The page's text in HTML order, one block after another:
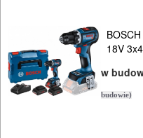
18V
w
budowie)